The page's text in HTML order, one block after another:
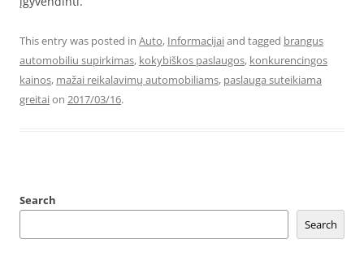
This entry was posted in Auto, Informacijaiand tagged brangus
automobiliu supirkimas, kokybiškos paslaugos, konkurencingos
kainos, mažai reikalavimų automobiliams, paslauga suteikiama
greitaion 2017/03/16.
Search
Search